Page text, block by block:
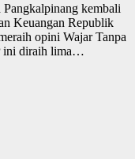
kembali
Keuangan Republik
opini Wajar Tanpa
ini diraih lima…